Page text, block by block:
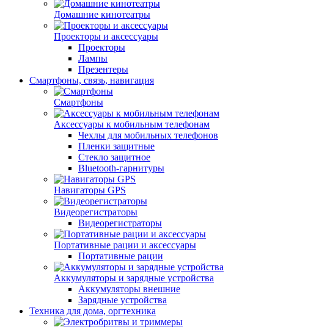
Домашние кинотеатры
Проекторы и аксессуары
Проекторы
Лампы
Презентеры
Смартфоны, связь, навигация
Смартфоны
Аксессуары к мобильным телефонам
Чехлы для мобильных телефонов
Пленки защитные
Стекло защитное
Bluetooth-гарнитуры
Навигаторы GPS
Видеорегистраторы
Видеорегистраторы
Портативные рации и аксессуары
Портативные рации
Аккумуляторы и зарядные устройства
Аккумуляторы внешние
Зарядные устройства
Техника для дома, оргтехника